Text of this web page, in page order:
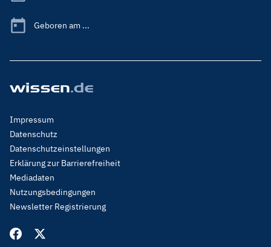
Geboren am ...
Footer
Menu
Legal
Impressum
Datenschutz
Datenschutzeinstellungen
Erklärung zur Barrierefreiheit
Mediadaten
Nutzungsbedingungen
Newsletter Registrierung